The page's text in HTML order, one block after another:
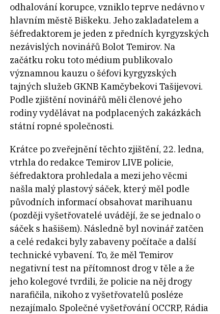
odhalování korupce, vzniklo teprve nedávno v
hlavním městě Biškeku. Jeho zakladatelem a
šéfredaktorem je jeden z předních kyrgyzských
nezávislých novinářů Bolot Temirov. Na
začátku roku toto médium publikovalo
významnou kauzu o šéfovi kyrgyzských
tajných služeb GKNB Kamčybekovi Tašijevovi.
Podle zjištění novinářů měli členové jeho
rodiny vydělávat na podplacených zakázkách
státní ropné společnosti.
Krátce po zveřejnění těchto zjištění, 22. ledna,
vtrhla do redakce Temirov LIVE policie,
šéfredaktora prohledala a mezi jeho věcmi
našla malý plastový sáček, který měl podle
původních informací obsahovat marihuanu
(později vyšetřovatelé uvádějí, že se jednalo o
sáček s hašišem). Následně byl novinář zatčen
a celé redakci byly zabaveny počítače a další
technické vybavení. To, že měl Temirov
negativní test na přítomnost drog v těle a že
jeho kolegové tvrdili, že policie na něj drogy
narafičila, nikoho z vyšetřovatelů posléze
nezajímalo. Společné vyšetřování OCCRP, Rádia